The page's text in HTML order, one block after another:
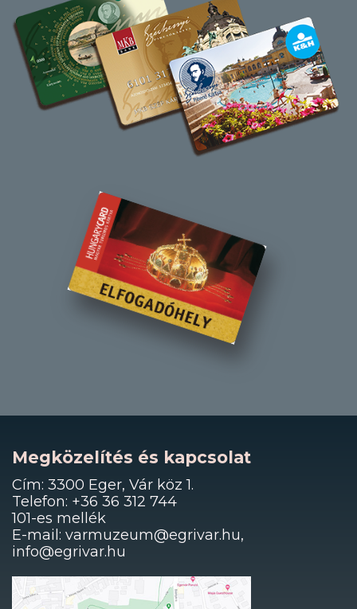
Megközelítés és kapcsolat
Cím: 3300 Eger, Vár köz 1.
Telefon: +36 36 312 744
101-es mellék
E-mail: varmuzeum@egrivar.hu,
info@egrivar.hu